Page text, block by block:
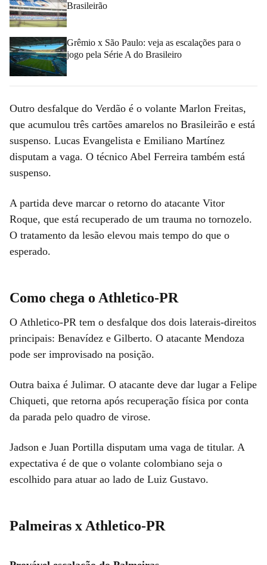
Brasileirão
Grêmio x São Paulo: veja as escalações para o
jogo pela Série A do Brasileiro
Outro desfalque do Verdão é o volante Marlon Freitas,
que acumulou três cartões amarelos no Brasileirão e está
suspenso. Lucas Evangelista e Emiliano Martínez
disputam a vaga. O técnico Abel Ferreira também está
suspenso.
A partida deve marcar o retorno do atacante Vitor
Roque, que está recuperado de um trauma no tornozelo.
O tratamento da lesão elevou mais tempo do que o
esperado.
Como chega o Athletico-PR
O Athletico-PR tem o desfalque dos dois laterais-direitos
principais: Benavídez e Gilberto. O atacante Mendoza
pode ser improvisado na posição.
Outra baixa é Julimar. O atacante deve dar lugar a Felipe
Chiqueti, que retorna após recuperação física por conta
da parada pelo quadro de virose.
Jadson e Juan Portilla disputam uma vaga de titular. A
expectativa é de que o volante colombiano seja o
escolhido para atuar ao lado de Luiz Gustavo.
Palmeiras x Athletico-PR